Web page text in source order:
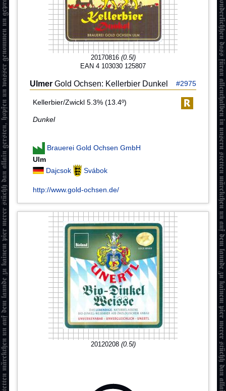
20170816 (0.5l)
EAN 4 103030 125807
Ulmer Gold Ochsen: Kellerbier Dunkel #2975
Kellerbier/Zwickl 5.3% (13.4º)
Dunkel
Brauerei Gold Ochsen GmbH
Ulm
Dajcsok
Svábok
http://www.gold-ochsen.de/
20120208 (0.5l)